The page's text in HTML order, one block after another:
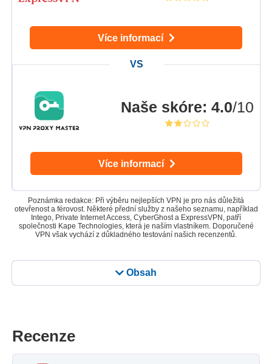
Obsah
Více informací
Naše skóre: 4.0/10
Více informací
Poznámka redakce: Při výběru nejlepších VPN je pro nás důležitá
otevřenost a férovost. Některé přední služby z našeho seznamu, například
Intego, Private Internet Access, CyberGhost a ExpressVPN, patří
společnosti Kape Technologies, která je naším vlastníkem. Doporučené
VPN však vychází z důkladného testování našich recenzentů.
Recenze